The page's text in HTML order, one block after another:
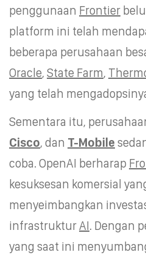
penggunaan Frontier
platform ini telah
beberapa perusahaan
Oracle, State Farm,
yang telah
Sementara itu,
Cisco, dan T-Mobile
coba. OpenAI berharap
kesuksesan komersial
menyeimbangkan
infrastrukturAI. Dengan
yang saat ini